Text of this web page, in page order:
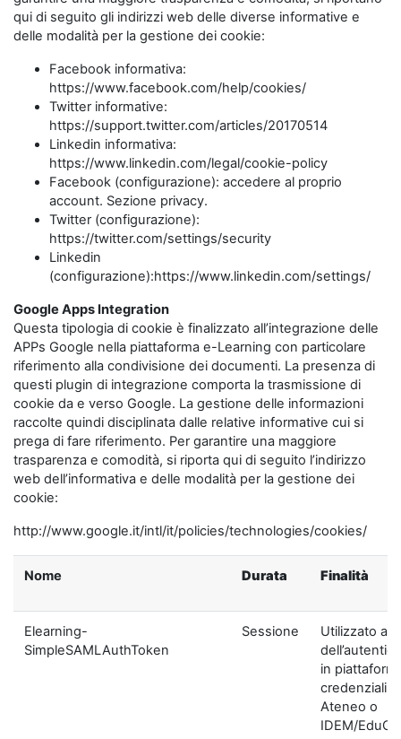
qui di seguito gli indirizzi web delle diverse informative e
delle modalità per la gestione dei cookie:
Facebook informativa:
https://www.facebook.com/help/cookies/
Twitter informative:
https://support.twitter.com/articles/20170514
Linkedin informativa:
https://www.linkedin.com/legal/cookie-policy
Facebook (configurazione): accedere al proprio
account. Sezione privacy.
Twitter (configurazione):
https://twitter.com/settings/security
Linkedin
(configurazione):https://www.linkedin.com/settings/
Google Apps Integration
Questa tipologia di cookie è finalizzato all’integrazione delle
APPs Google nella piattaforma e-Learning con particolare
riferimento alla condivisione dei documenti. La presenza di
questi plugin di integrazione comporta la trasmissione di
cookie da e verso Google. La gestione delle informazioni
raccolte quindi disciplinata dalle relative informative cui si
prega di fare riferimento. Per garantire una maggiore
trasparenza e comodità, si riporta qui di seguito l’indirizzo
web dell’informativa e delle modalità per la gestione dei
cookie:
http://www.google.it/intl/it/policies/technologies/cookies/
Nome Durata Finalità
Elearning-
SimpleSAMLAuthToken
Sessione
Utilizzato ai
in
credenziali di
Ateneo o
IDEM/